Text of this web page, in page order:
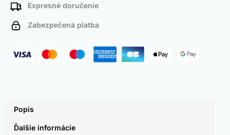
Expresné doručenie
Zabezpečená platba
Popis
Ďalšie informácie